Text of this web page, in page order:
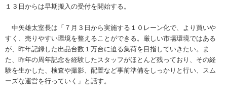
１３日からは早期搬入の受付を開始する。
中矢雄太室長は「７月３日から実施する１０レーン化で、より買いや
すく、売りやすい環境を整えることができる。厳しい市場環境ではある
が、昨年記録した出品台数１万台に迫る集荷を目指していきたい。ま
た、昨年の周年記念を経験したスタッフがほとんど残っており、その経
験を生かした、検査や撮影、配置など事前準備をしっかりと行い、スム
ーズな運営を行っていく」と話す。